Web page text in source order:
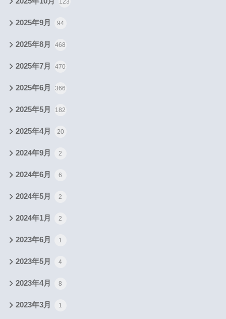
123
2025年9月 94
2025年8月 468
2025年7月 470
2025年6月 366
2025年5月 182
2025年4月 20
2024年9月 2
2024年6月 6
2024年5月 2
2024年1月 2
2023年6月 1
2023年5月 4
2023年4月 8
2023年3月 1